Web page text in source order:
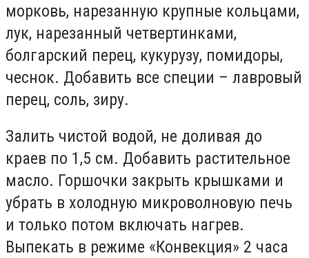
морковь, нарезанную крупные кольцами,
лук, нарезанный четвертинками,
болгарский перец, кукурузу, помидоры,
чеснок. Добавить все специи – лавровый
перец, соль, зиру.
Залить чистой водой, не доливая до
краев по 1,5 см. Добавить растительное
масло. Горшочки закрыть крышками и
убрать в холодную микроволновую печь
и только потом включать нагрев.
Выпекать в режиме «Конвекция» 2 часа